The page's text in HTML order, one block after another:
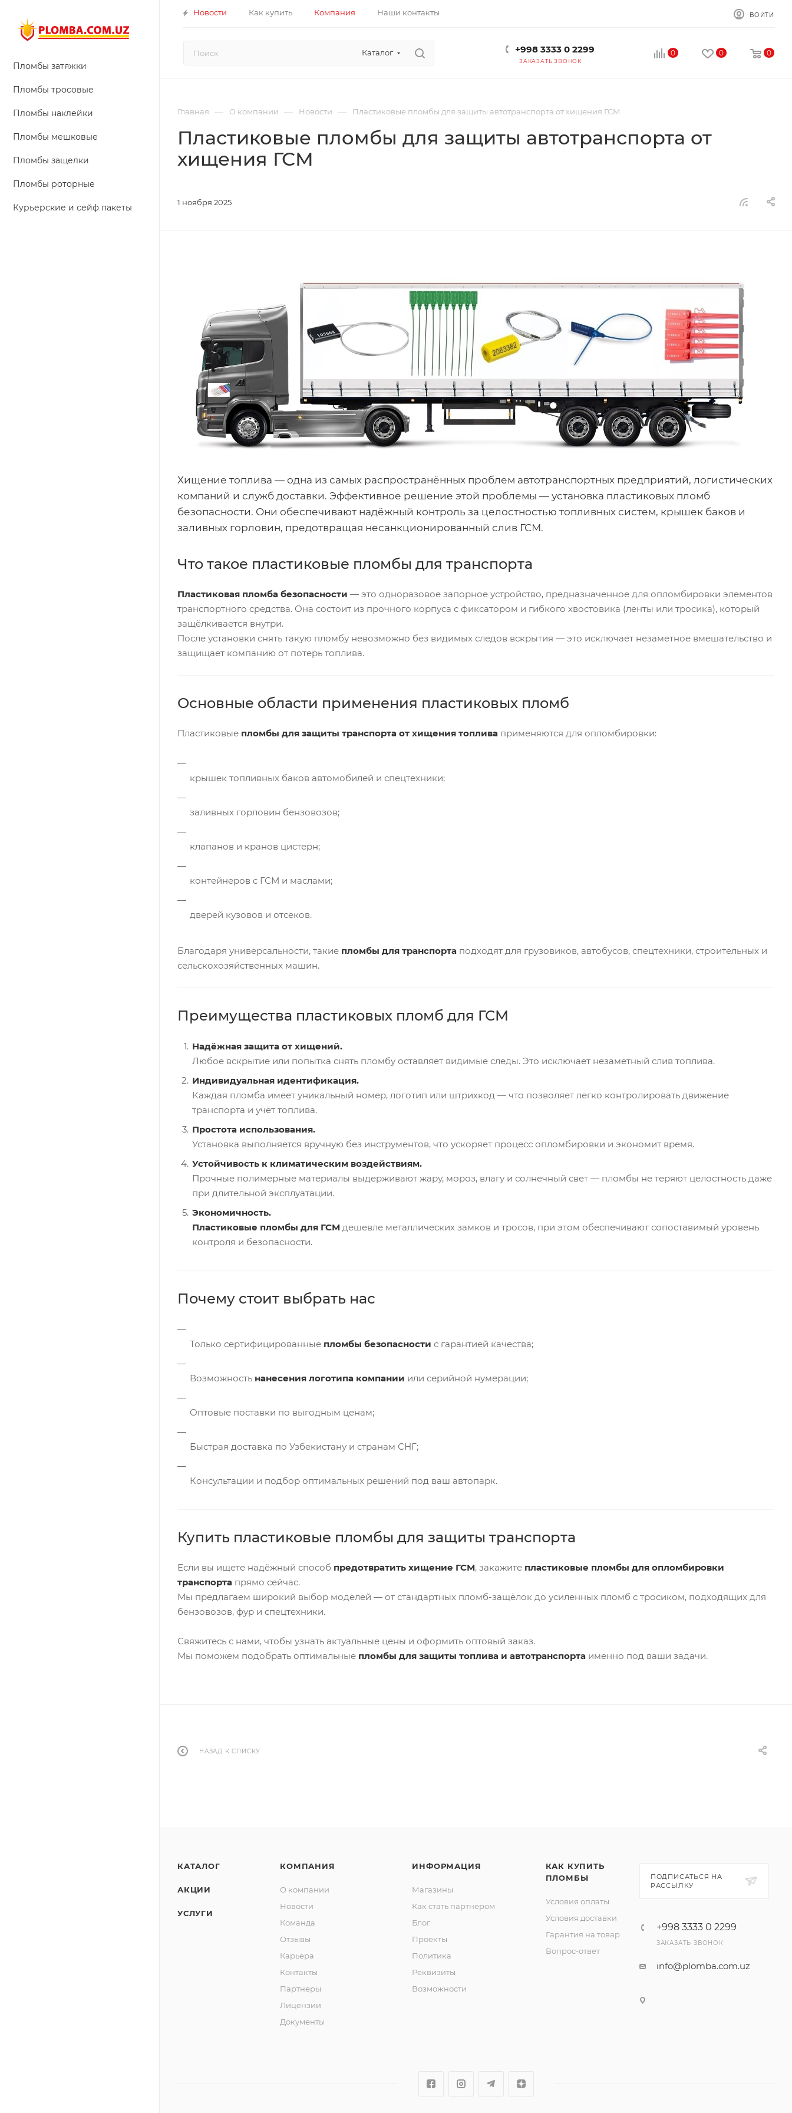
Новости Как купить Компания Наши контакты ВОЙТИ
Каталог +998 3333 0 2299
ЗАКАЗАТЬ ЗВОНОК
0 0 0
Пломбы затяжки
Пломбы тросовые
Пломбы наклейки
Пломбы мешковые
Пломбы защелки
Пломбы роторные
Курьерские и сейф пакеты
Главная — О компании — Новости — Пластиковые пломбы для защиты автотранспорта от хищения ГСМ
Пластиковые пломбы для защиты автотранспорта от
хищения ГСМ
1 ноября 2025
Хищение топлива — одна из самых распространённых проблем автотранспортных предприятий, логистических
компаний и служб доставки. Эффективное решение этой проблемы — установка пластиковых пломб
безопасности. Они обеспечивают надёжный контроль за целостностью топливных систем, крышек баков и
заливных горловин, предотвращая несанкционированный слив ГСМ.
Что такое пластиковые пломбы для транспорта
Пластиковая пломба безопасности — это одноразовое запорное устройство, предназначенное для опломбировки элементов
транспортного средства. Она состоит из прочного корпуса с фиксатором и гибкого хвостовика (ленты или тросика), который
защёлкивается внутри.
После установки снять такую пломбу невозможно без видимых следов вскрытия — это исключает незаметное вмешательство и
защищает компанию от потерь топлива.
Основные области применения пластиковых пломб
Пластиковые пломбы для защиты транспорта от хищения топлива применяются для опломбировки:
крышек топливных баков автомобилей и спецтехники;
заливных горловин бензовозов;
клапанов и кранов цистерн;
контейнеров с ГСМ и маслами;
дверей кузовов и отсеков.
Благодаря универсальности, такие пломбы для транспорта подходят для грузовиков, автобусов, спецтехники, строительных и
сельскохозяйственных машин.
Преимущества пластиковых пломб для ГСМ
Надёжная защита от хищений.
Любое вскрытие или попытка снять пломбу оставляет видимые следы. Это исключает незаметный слив топлива.
Индивидуальная идентификация.
Каждая пломба имеет уникальный номер, логотип или штрихкод — что позволяет легко контролировать движение
транспорта и учёт топлива.
Простота использования.
Установка выполняется вручную без инструментов, что ускоряет процесс опломбировки и экономит время.
Устойчивость к климатическим воздействиям.
Прочные полимерные материалы выдерживают жару, мороз, влагу и солнечный свет — пломбы не теряют целостность даже
при длительной эксплуатации.
Экономичность.
Пластиковые пломбы для ГСМ дешевле металлических замков и тросов, при этом обеспечивают сопоставимый уровень
контроля и безопасности.
Почему стоит выбрать нас
Только сертифицированные пломбы безопасности с гарантией качества;
Возможность нанесения логотипа компании или серийной нумерации;
Оптовые поставки по выгодным ценам;
Быстрая доставка по Узбекистану и странам СНГ;
Консультации и подбор оптимальных решений под ваш автопарк.
Купить пластиковые пломбы для защиты транспорта
Если вы ищете надёжный способ предотвратить хищение ГСМ, закажите пластиковые пломбы для опломбировки
транспорта прямо сейчас.
Мы предлагаем широкий выбор моделей — от стандартных пломб-защёлок до усиленных пломб с тросиком, подходящих для
бензовозов, фур и спецтехники.
Свяжитесь с нами, чтобы узнать актуальные цены и оформить оптовый заказ.
Мы поможем подобрать оптимальные пломбы для защиты топлива и автотранспорта именно под ваши задачи.
НАЗАД К СПИСКУ
КАТАЛОГ
АКЦИИ
УСЛУГИ
КОМПАНИЯ
О компании
Новости
Команда
Отзывы
Карьера
Контакты
Партнеры
Лицензии
Документы
ИНФОРМАЦИЯ
Магазины
Как стать партнером
Блог
Проекты
Политика
Реквизиты
Возможности
КАК КУПИТЬ
ПЛОМБЫ
Условия оплаты
Условия доставки
Гарантия на товар
Вопрос-ответ
ПОДПИСАТЬСЯ НА
РАССЫЛКУ
+998 3333 0 2299
ЗАКАЗАТЬ ЗВОНОК
info@plomba.com.uz